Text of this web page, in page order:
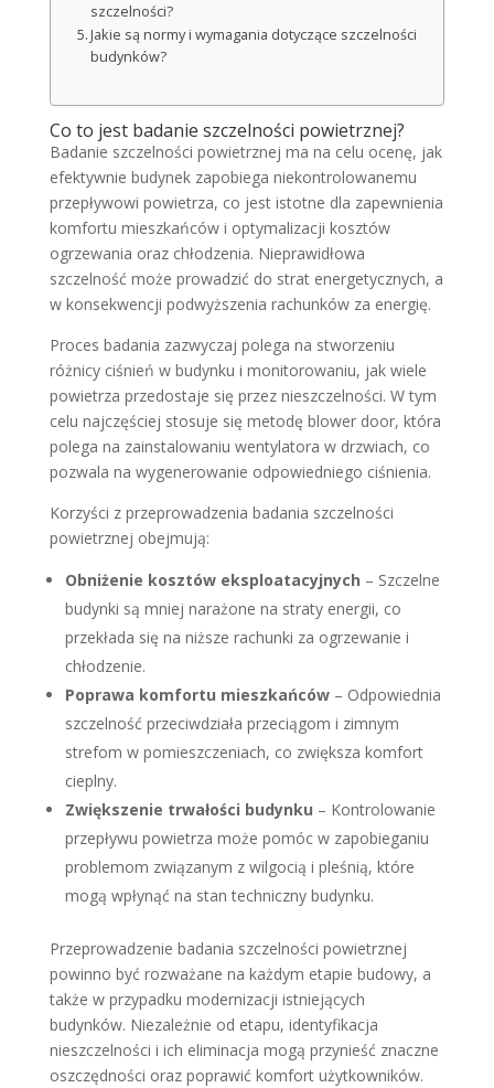
szczelności?
Jakie są normy i wymagania dotyczące szczelności
budynków?
Co to jest badanie szczelności powietrznej?
Badanie szczelności powietrznej ma na celu ocenę, jak
efektywnie budynek zapobiega niekontrolowanemu
przepływowi powietrza, co jest istotne dla zapewnienia
komfortu mieszkańców i optymalizacji kosztów
ogrzewania oraz chłodzenia. Nieprawidłowa
szczelność może prowadzić do strat energetycznych, a
w konsekwencji podwyższenia rachunków za energię.
Proces badania zazwyczaj polega na stworzeniu
różnicy ciśnień w budynku i monitorowaniu, jak wiele
powietrza przedostaje się przez nieszczelności. W tym
celu najczęściej stosuje się metodę blower door, która
polega na zainstalowaniu wentylatora w drzwiach, co
pozwala na wygenerowanie odpowiedniego ciśnienia.
Korzyści z przeprowadzenia badania szczelności
powietrznej obejmują:
Obniżenie kosztów eksploatacyjnych – Szczelne
budynki są mniej narażone na straty energii, co
przekłada się na niższe rachunki za ogrzewanie i
chłodzenie.
Poprawa komfortu mieszkańców– Odpowiednia
szczelność przeciwdziała przeciągom i zimnym
strefom w pomieszczeniach, co zwiększa komfort
cieplny.
Zwiększenie trwałości budynku – Kontrolowanie
przepływu powietrza może pomóc w zapobieganiu
problemom związanym z wilgocią i pleśnią, które
mogą wpłynąć na stan techniczny budynku.
Przeprowadzenie badania szczelności powietrznej
powinno być rozważane na każdym etapie budowy, a
także w przypadku modernizacji istniejących
budynków. Niezależnie od etapu, identyfikacja
nieszczelności i ich eliminacja mogą przynieść znaczne
oszczędności oraz poprawić komfort użytkowników.